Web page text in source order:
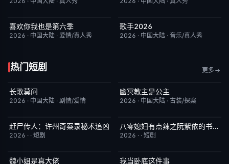
今日更新
喜欢你我也是第六季
2026 · 中国大陆 · 爱情/真人秀
今日更新
歌手2026
2026 · 中国大陆 · 音乐/真人秀
热门短剧 更多
已完结
长歌莫问
2026 · 中国大陆 · 剧情/爱情
已完结
幽冥教主是公主
2026 · 中国大陆 · 古装/探案
完结 9.0
赶尸传人：许州奇案录秘术追凶
2026 · · 短剧
完结 5.0八零媳妇有点辣之阮紫依的书中梦
2026 · · 短剧
完结
魏小姐是真大佬 已完结
我当卧底这件事